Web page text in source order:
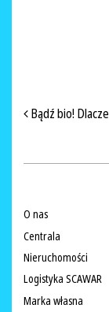
Bądź bio!
O nas
Centrala
Nieruchomości
Logistyka SCAWAR
Marka własna